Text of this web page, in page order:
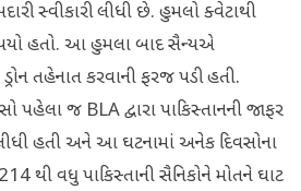
સ્વીકારી લીધી છે. હુમલો ક્વેટાથી
થયો હતો. આ હુમલા બાદ સૈન્યએ
તહેનાત કરવાની ફરજ પડી હતી.
પહેલા જ BLA દ્વારા પાકિસ્તાનની જાફર
હતી અને આ ઘટનામાં અનેક દિવસોના
થી વધુ પાકિસ્તાની સૈનિકોને મોતને ઘાટ